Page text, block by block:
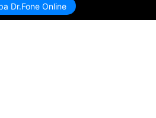
Dr.Fone Online